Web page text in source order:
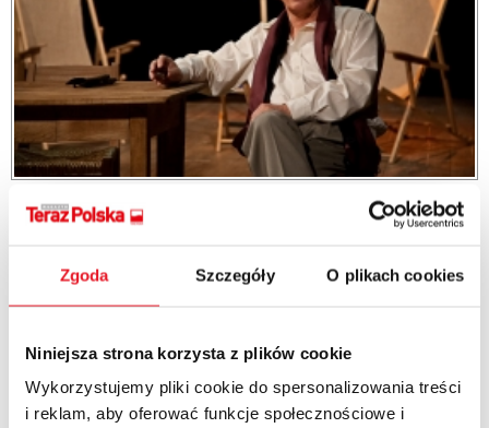
Zgoda Szczegóły O plikach cookies
Niniejsza strona korzysta z plików cookie
Wykorzystujemy pliki cookie do spersonalizowania treści
i reklam, aby oferować funkcje społecznościowe i
Nie bądźmy jedynie zjadaczami
Broszko.
więcej